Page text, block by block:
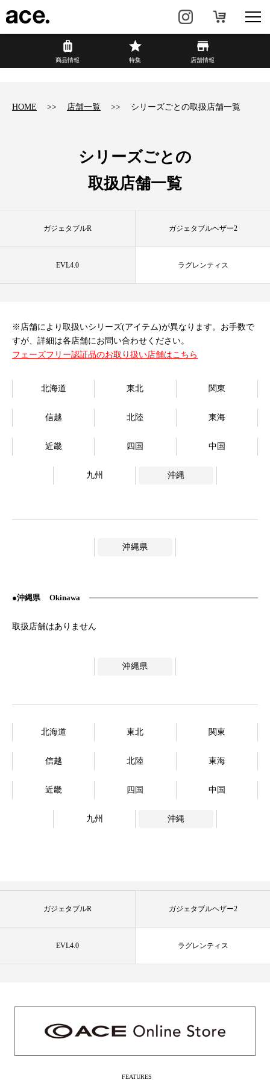
商品情報
カジュアル HAyU×ace.
店舗情報 新着情報
商品情報 特集 店舗情報
HOME 店舗一覧 シリーズごとの取扱店舗一覧
シリーズごとの
取扱店舗一覧
ガジェタブルR ガジェタブルヘザー2
EVL4.0 ラグレンティス
※店舗により取扱いシリーズ(アイテム)が異なります。お手数で
すが、詳細は各店舗にお問い合わせください。
フェーズフリー認証品のお取り扱い店舗はこちら
北海道 東北 関東
信越 北陸 東海
近畿 四国 中国
九州 沖縄
沖縄県
沖縄県 Okinawa
沖縄県
北海道 東北 関東
信越 北陸 東海
近畿 四国 中国
九州 沖縄
ガジェタブルR ガジェタブルヘザー2
EVL4.0 ラグレンティス
FEATURES